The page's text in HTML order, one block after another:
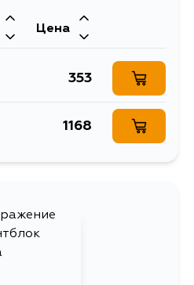
Цена
353
1168